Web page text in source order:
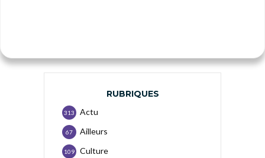
RUBRIQUES
Actu
313
Ailleurs
67
Culture
109